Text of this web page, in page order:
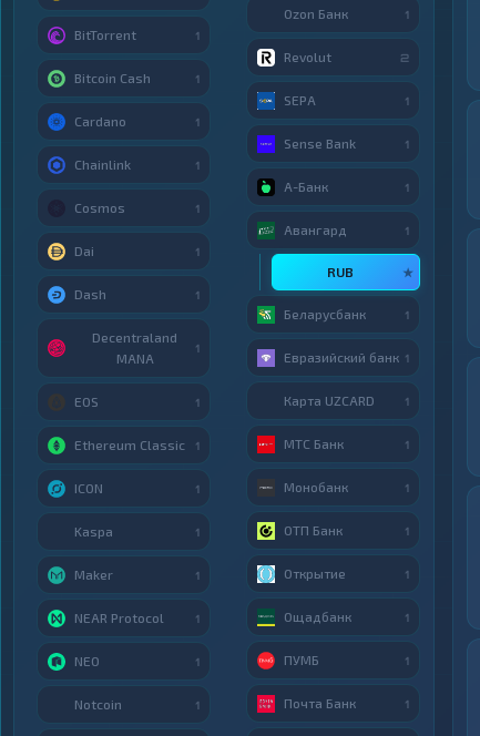
BitTorrent 1
Bitcoin Cash 1
Cardano 1
Chainlink 1
Cosmos 1
Dai 1
Dash 1
Decentraland
MANA
1
EOS 1
Ethereum Classic 1
ICON 1
Kaspa 1
Maker 1
NEAR Protocol 1
NEO 1
Notcoin 1
Ozon Банк 1
Revolut 2
SEPA 1
Sense Bank 1
А-Банк 1
Авангард 1
RUB ★
Беларусбанк 1
Евразийский банк 1
Карта UZCARD 1
МТС Банк 1
Монобанк 1
ОТП Банк 1
Открытие 1
Ощадбанк 1
ПУМБ 1
Почта Банк 1